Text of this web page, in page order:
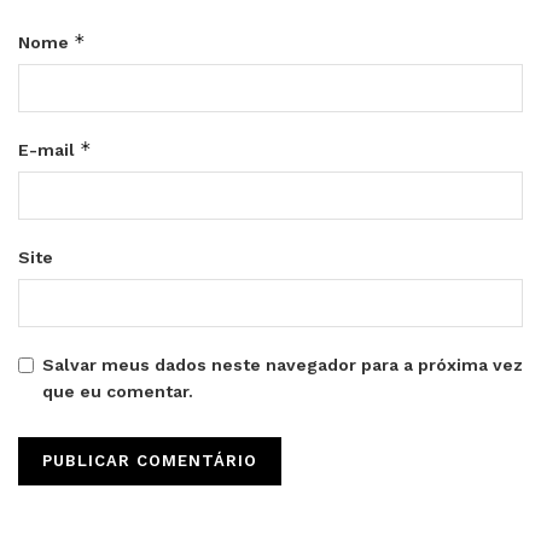
Nome *
E-mail *
Site
Salvar meus dados neste navegador para a próxima vez
que eu comentar.